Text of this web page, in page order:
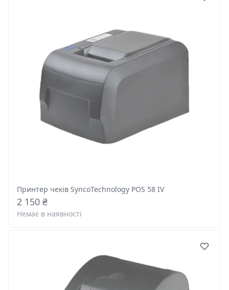
Принтер чеків SyncoTechnology POS 58 IV
2 150 ₴
Немає в наявності